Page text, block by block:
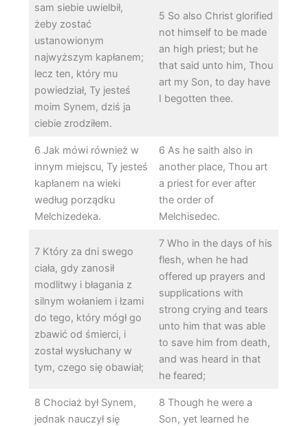
sam siebie uwielbił,
żeby zostać
ustanowionym
najwyższym kapłanem;
lecz ten, który mu
powiedział, Ty jesteś
moim Synem, dziś ja
ciebie zrodziłem.
5 So also Christ glorified
not himself to be made
an high priest; but he
that said unto him, Thou
art my Son, to day have
I begotten thee.
6 Jak mówi również w
innym miejscu, Ty jesteś
kapłanem na wieki
według porządku
Melchizedeka.
6 As he saith also in
another place, Thou art
a priest for ever after
the order of
Melchisedec.
7 Który za dni swego
ciała, gdy zanosił
modlitwy i błagania z
silnym wołaniem i łzami
do tego, który mógł go
zbawić od śmierci, i
został wysłuchany w
tym, czego się obawiał;
7 Who in the days of his
flesh, when he had
offered up prayers and
supplications with
strong crying and tears
unto him that was able
to save him from death,
and was heard in that
he feared;
8 Chociaż był Synem,
jednak nauczył się
8 Though he were a
Son, yet learned he